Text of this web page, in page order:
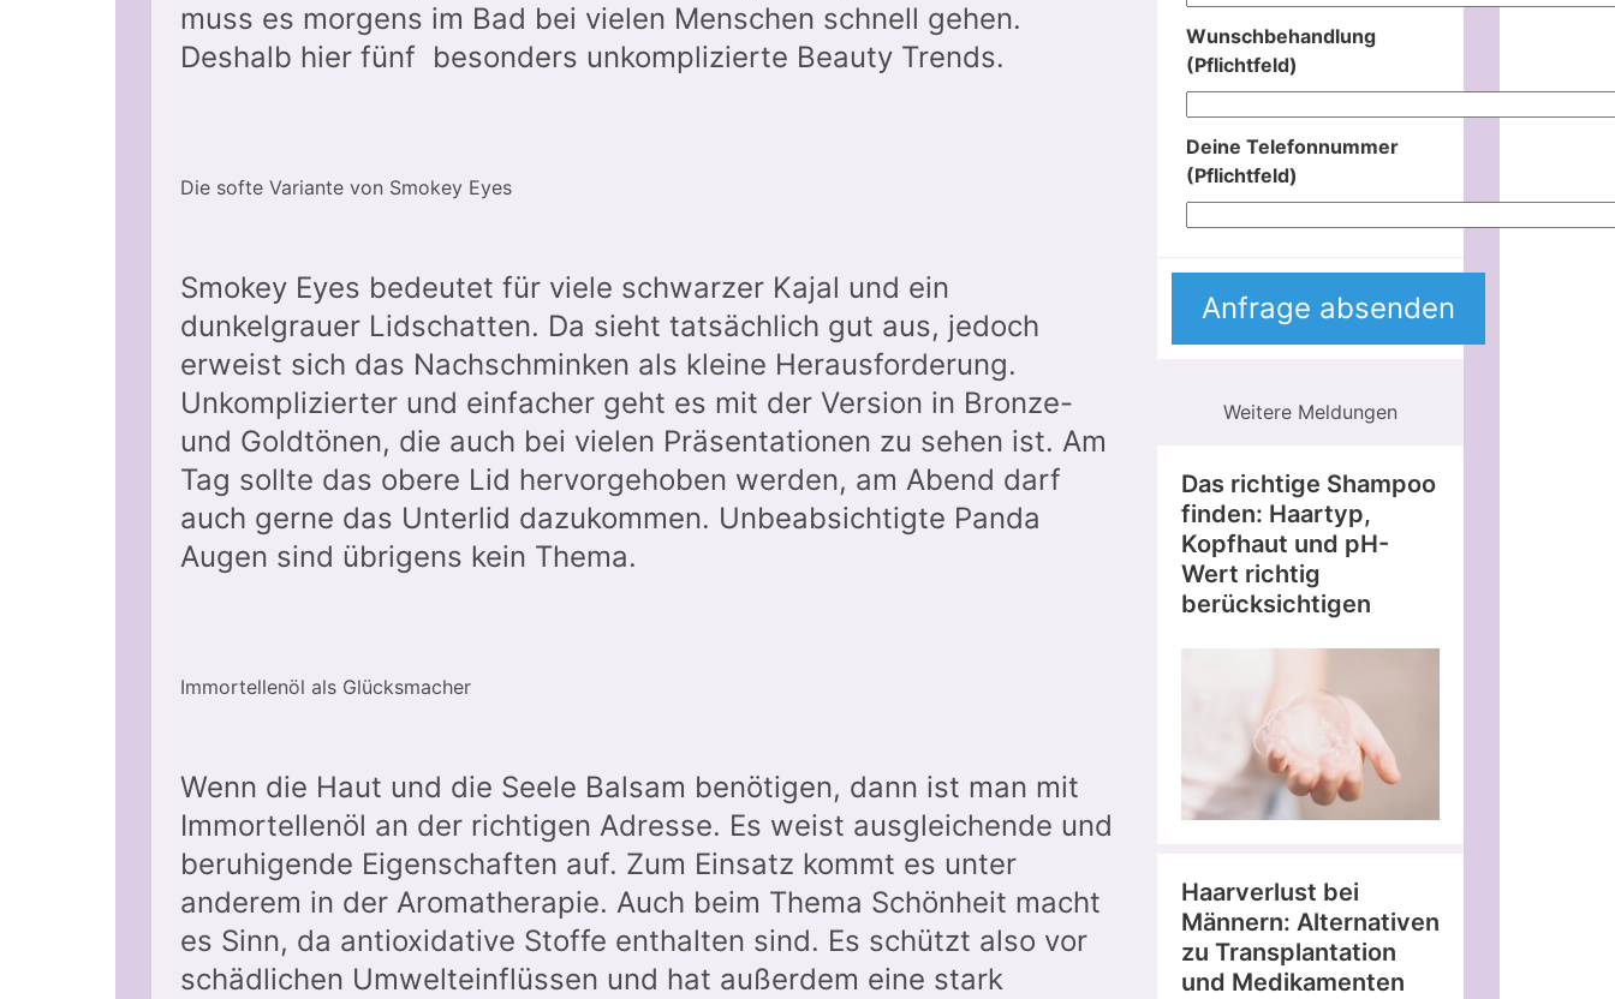
muss es morgens im Bad bei vielen Menschen schnell gehen.
Deshalb hier fünf besonders unkomplizierte Beauty Trends.
Die softe Variante von Smokey Eyes
Smokey Eyes bedeutet für viele schwarzer Kajal und ein
dunkelgrauer Lidschatten. Da sieht tatsächlich gut aus, jedoch
erweist sich das Nachschminken als kleine Herausforderung.
Unkomplizierter und einfacher geht es mit der Version in Bronze-
und Goldtönen, die auch bei vielen Präsentationen zu sehen ist. Am
Tag sollte das obere Lid hervorgehoben werden, am Abend darf
auch gerne das Unterlid dazukommen. Unbeabsichtigte Panda
Augen sind übrigens kein Thema.
Immortellenöl als Glücksmacher
Wenn die Haut und die Seele Balsam benötigen, dann ist man mit
Immortellenöl an der richtigen Adresse. Es weist ausgleichende und
beruhigende Eigenschaften auf. Zum Einsatz kommt es unter
anderem in der Aromatherapie. Auch beim Thema Schönheit macht
es Sinn, da antioxidative Stoffe enthalten sind. Es schützt also vor
schädlichen Umwelteinflüssen und hat außerdem eine stark
Wunschbehandlung
(Pflichtfeld)
Deine Telefonnummer
(Pflichtfeld)
Weitere Meldungen
Das richtige Shampoo
finden: Haartyp,
Kopfhaut und pH-
Wert richtig
berücksichtigen
Haarverlust bei
Männern: Alternativen
zu Transplantation
und Medikamenten